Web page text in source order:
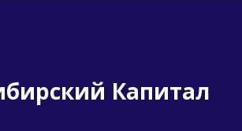
Капитал